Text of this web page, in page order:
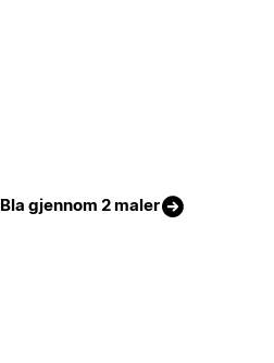
Bla gjennom 2 maler